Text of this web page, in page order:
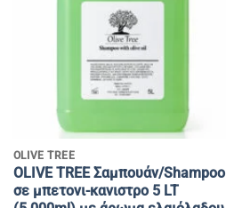
OLIVE TREE
OLIVE TREE Σαμπουάν/Shampoo
σε μπετονι-κανιστρο 5 LT